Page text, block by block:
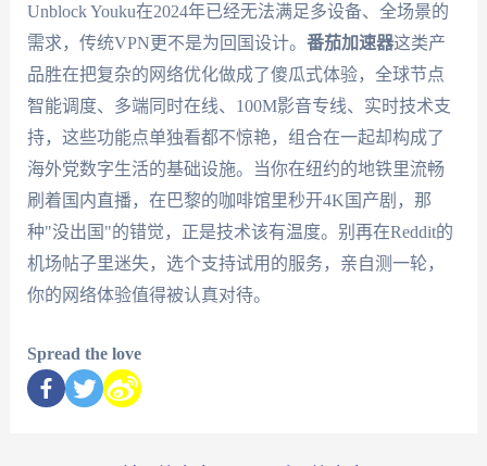
Unblock Youku在2024年已经无法满足多设备、全场景的
需求，传统VPN更不是为回国设计。 番茄加速器这类产
品胜在把复杂的网络优化做成了傻瓜式体验，全球节点
智能调度、多端同时在线、100M影音专线、实时技术支
持，这些功能点单独看都不惊艳，组合在一起却构成了
海外党数字生活的基础设施。当你在纽约的地铁里流畅
刷着国内直播，在巴黎的咖啡馆里秒开4K国产剧，那
种"没出国"的错觉，正是技术该有温度。别再在Reddit的
机场帖子里迷失，选个支持试用的服务，亲自测一轮，
你的网络体验值得被认真对待。
Spread the love